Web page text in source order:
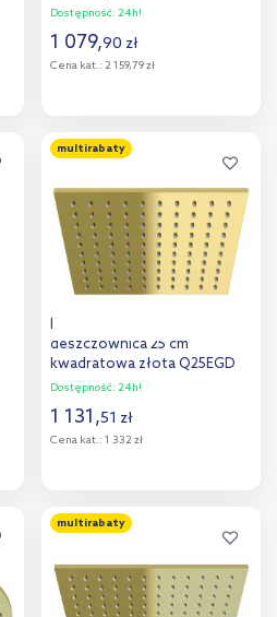
szczotkowane 36082810
Dostępność: 24h!
1 079,90 zł
Cena kat.: 2 159,79 zł
Dodaj do
porównania
multirabaty
Kohlman Experience Gold
deszczownica 25 cm
kwadratowa złota Q25EGD
Dostępność: 24h!
1 131,51 zł
Cena kat.: 1 332 zł
Dodaj do
porównania
multirabaty